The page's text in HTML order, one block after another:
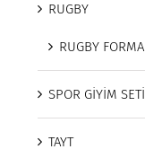
RUGBY
RUGBY FORMA
SPOR GİYİM SETİ
TAYT